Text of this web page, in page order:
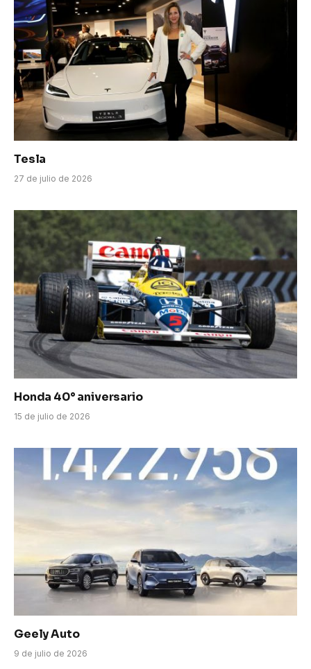
Tesla
27 de julio de 2026
Honda 40° aniversario
15 de julio de 2026
Geely Auto
9 de julio de 2026